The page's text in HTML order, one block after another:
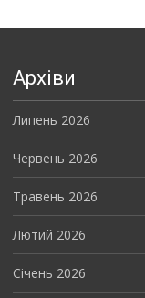
Архіви
Липень 2026
Червень 2026
Травень 2026
Лютий 2026
Січень 2026